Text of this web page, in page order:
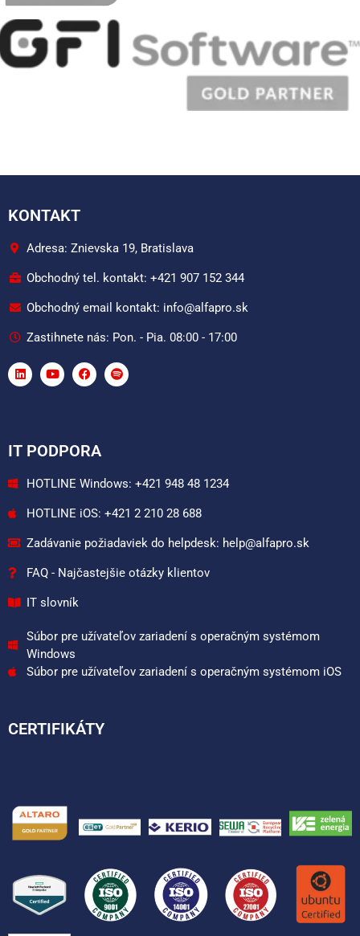
KONTAKT
Adresa: Znievska 19, Bratislava
Obchodný tel. kontakt: +421 907 152 344
Obchodný email kontakt: info@alfapro.sk
Zastihnete nás: Pon. - Pia. 08:00 - 17:00
IT PODPORA
HOTLINE Windows: +421 948 48 1234
HOTLINE iOS: +421 2 210 28 688
Zadávanie požiadaviek do helpdesk: help@alfapro.sk
FAQ - Najčastejšie otázky klientov
IT slovník
Súbor pre užívateľov zariadení s operačným systémom
Windows
Súbor pre užívateľov zariadení s operačným systémom iOS
CERTIFIKÁTY